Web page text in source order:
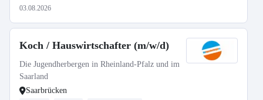
03.08.2026
Koch / Hauswirtschafter (m/w/d)
Die Jugendherbergen in Rheinland-Pfalz und im
Saarland
Saarbrücken